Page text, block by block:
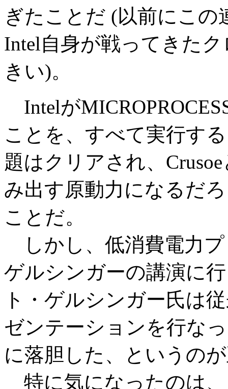
ぎたことだ (以前にこ
Intel自身が戦ってきた
きい)。
Intelが
ことを、すべて実行す
題はクリアされ、
み出す原動力になるだ
ことだ。
しかし、低消費電力
ゲルシンガーの講演に
ト・ゲルシンガー氏は
ゼンテーションを行な
に落胆した、というの
特に気になったのは